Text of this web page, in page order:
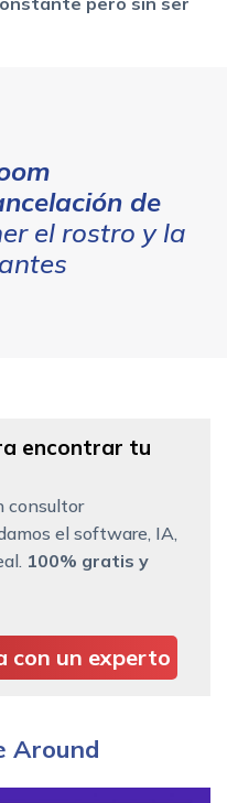
de
el rostro y la
encontrar tu
consultor
el software, IA,
100% gratis y
con un experto
Around